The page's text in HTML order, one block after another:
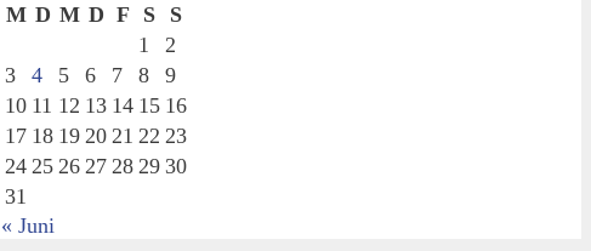
M D M D F S
S
1
2
3
4 5 6 7 8
9
10 11 12 13 14 15 16
17 18 19 20 21 22 23
24 25 26 27 28 29 30
31
« Juni